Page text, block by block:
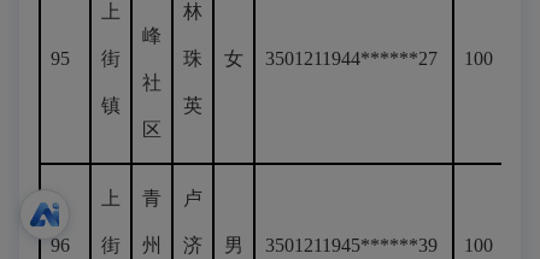
95
上
街
镇
峰
社
区
林
珠
英
女 3501211944******27 100
96
上
街
青
州
卢
济 男 3501211945******39 100